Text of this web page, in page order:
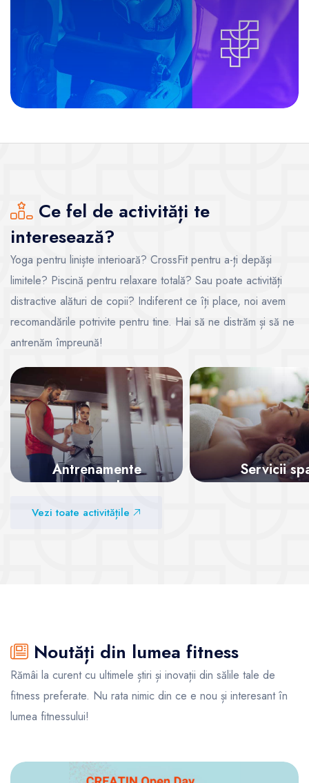
Ce fel de activități te
interesează?
Yoga pentru liniște interioară? CrossFit pentru a-ți depăși
limitele? Piscină pentru relaxare totală? Sau poate activități
distractive alături de copii? Indiferent ce îți place, noi avem
recomandările potrivite pentru tine. Hai să ne distrăm și să ne
antrenăm împreună!
Antrenamente
personale
Servicii
Vezi toate activitățile
Noutăți din lumea fitness
Rămâi la curent cu ultimele știri și inovații din sălile tale de
fitness preferate. Nu rata nimic din ce e nou și interesant în
lumea fitnessului!